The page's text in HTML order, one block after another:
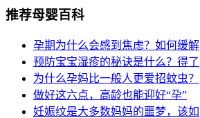
推荐母婴百科
孕期为什么会感到焦虑？如何缓解
预防宝宝湿疹的秘诀是什么？得了
为什么孕妈比一般人更爱招蚊虫？
做好这六点，高龄也能迎好“孕”
妊娠纹是大多数妈妈的噩梦，该如